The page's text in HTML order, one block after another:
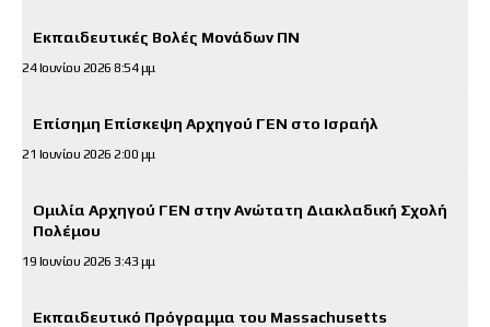
Εκπαιδευτικές Βολές Μονάδων ΠΝ
24 Ιουνίου 2026 8:54 μμ
Επίσημη Επίσκεψη Αρχηγού ΓΕΝ στο Ισραήλ
21 Ιουνίου 2026 2:00 μμ
Ομιλία Αρχηγού ΓΕΝ στην Ανώτατη Διακλαδική Σχολή
Πολέμου
19 Ιουνίου 2026 3:43 μμ
Εκπαιδευτικό Πρόγραμμα του Massachusetts